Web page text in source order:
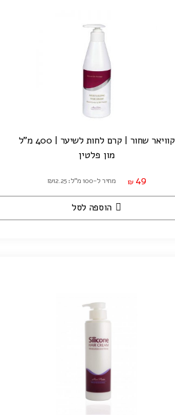
קוויאר שחור | קרם לחות לשיער | 400 מ"ל
מון פלטין
₪ 49 מחיר ל-100 מ"ל: ₪12.25
הוספה לסל